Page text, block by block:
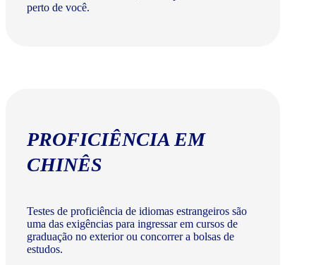
perto de você.
PROFICIÊNCIA EM
CHINÊS
Testes de proficiência de idiomas estrangeiros são
uma das exigências para ingressar em cursos de
graduação no exterior ou concorrer a bolsas de
estudos.